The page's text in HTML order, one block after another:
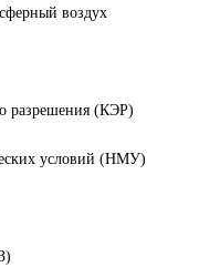
воздух
разрешения (КЭР)
условий (НМУ)